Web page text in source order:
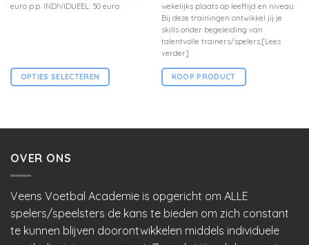
euro p.p. INDIVIDUEEL: 50 euro
OPTIES SELECTEREN
meerdere
optie
kan
gekozen
wekelijks plaats op leeftijd en niveau.
Bij deze trainingen ontwikkel jij je
skills onder begeleiding van
talentvolle trainers/spelers,[Lees
verder]
KOOP PRODUCT
OVER ONS
Veens Voetbal Academie is opgericht om ALLE
spelers/speelsters de kans te bieden om zich constant
te kunnen blijven doorontwikkelen middels individuele